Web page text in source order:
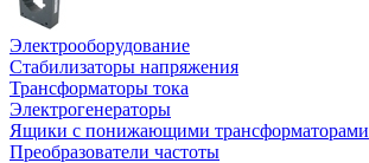
Электрооборудование
Стабилизаторы напряжения
Трансформаторы тока
Электрогенераторы
Ящики с понижающими трансформаторами
Преобразователи частоты